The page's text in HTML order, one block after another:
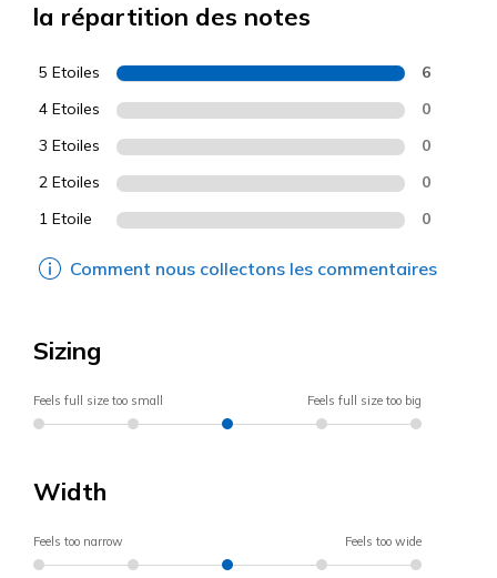
la répartition des notes
5 Etoiles 6
4 Etoiles 0
3 Etoiles 0
2 Etoiles 0
1 Etoile 0
Comment nous collectons les commentaires
Sizing
Feels full size too small Feels full size too big
Width
Feels too narrow Feels too wide